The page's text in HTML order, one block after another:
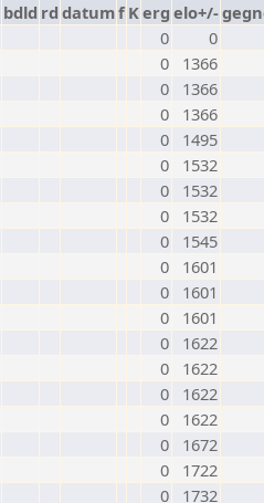
bdld rd datumf Kerg elo+/-
0
0
0
1366
0
1366
0
1366
0
1495
0
1532
0
1532
0
1532
0
1545
0
1601
0
1601
0
1601
0
1622
0
1622
0
1622
0
1622
0
1672
0
1722
0
1732